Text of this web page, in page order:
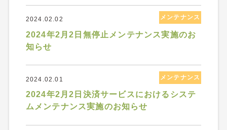
2024.02.02
2024年2月2日無停止メンテナンス実施のお
知らせ
メンテナンス
2024.02.01
2024年2月2日決済サービスにおけるシステ
ムメンテナンス実施のお知らせ
メンテナンス